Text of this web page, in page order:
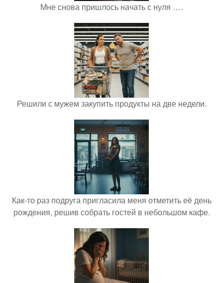
Мне снова пришлось начать с нуля ….
Решили с мужем закупить продукты на две недели.
Как-то раз подруга пригласила меня отметить её день
рождения, решив собрать гостей в небольшом кафе.